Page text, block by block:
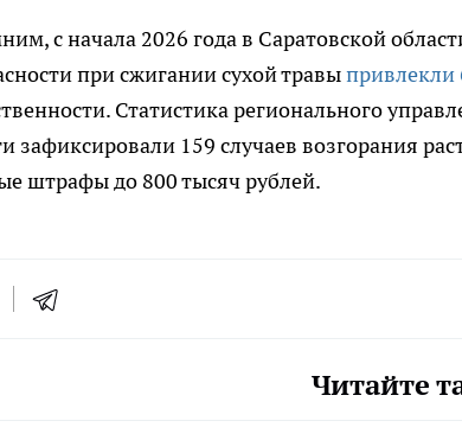
с начала 2026 года в Саратовской
при сжигании сухой травыпривлекли
Статистика регионального
зафиксировали 159 случаев возгорания
штрафы до 800 тысяч рублей.
Читайте